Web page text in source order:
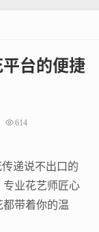
台的便捷
614
递说不出口的
业花艺师匠心
带着你的温